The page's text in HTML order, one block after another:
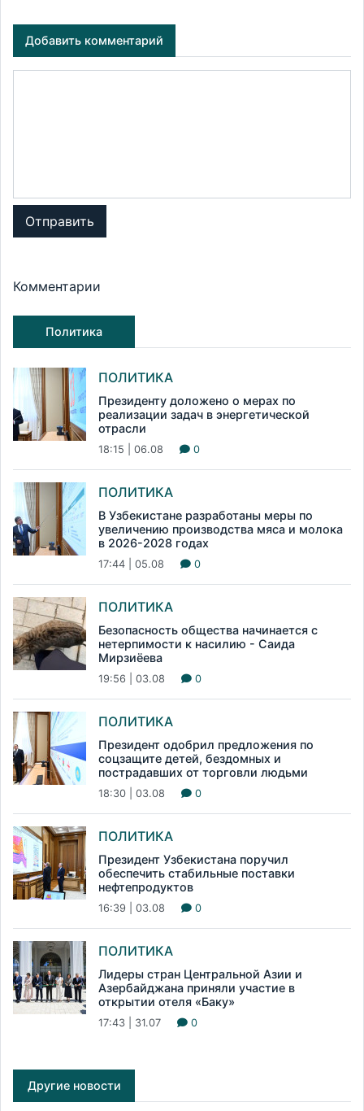
Добавить комментарий
Отправить
Комментарии
Политика
ПОЛИТИКА
Президенту доложено о мерах по
реализации задач в энергетической
отрасли
18:15 | 06.08 0
ПОЛИТИКА
В Узбекистане разработаны меры по
увеличению производства мяса и молока
в 2026-2028 годах
17:44 | 05.08 0
ПОЛИТИКА
Безопасность общества начинается с
нетерпимости к насилию - Саида
Мирзиёева
19:56 | 03.08 0
ПОЛИТИКА
Президент одобрил предложения по
соцзащите детей, бездомных и
пострадавших от торговли людьми
18:30 | 03.08 0
ПОЛИТИКА
Президент Узбекистана поручил
обеспечить стабильные поставки
нефтепродуктов
16:39 | 03.08 0
ПОЛИТИКА
Лидеры стран Центральной Азии и
Азербайджана приняли участие в
открытии отеля «Баку»
17:43 | 31.07 0
Другие новости